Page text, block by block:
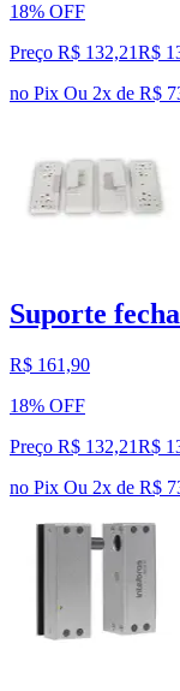
18% OFF
Preço R$ 132,21R$
no Pix Ou 2x de R$
Suporte
R$ 161,90
18% OFF
Preço R$ 132,21R$
no Pix Ou 2x de R$